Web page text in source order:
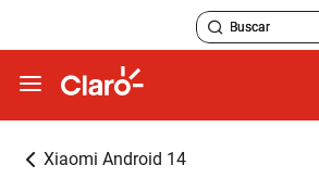
Xiaomi Android 14